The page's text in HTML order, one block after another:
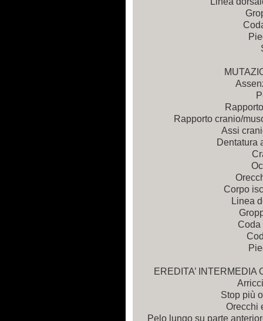
Rapporto cranio/
Assi
Dentatura
Corpo
Linea
Coda
EREDITA’ INTERMEDIA
Stop più
Orecchi
Pelo lungo su parte